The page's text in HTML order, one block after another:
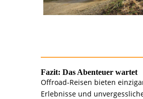
Fazit: Das Abenteuer wartet
Offroad-Reisen bieten
Erlebnisse und